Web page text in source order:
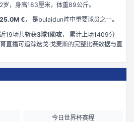
岁 ，身高183厘米，体重89公斤。
25.0M €， 是bulaidun阵中重要球员之一。
19场共斩获3球1助攻， 累计上场1409分
直播可追踪迭戈·戈麦斯的完整比赛数据与直
今日世界杯赛程